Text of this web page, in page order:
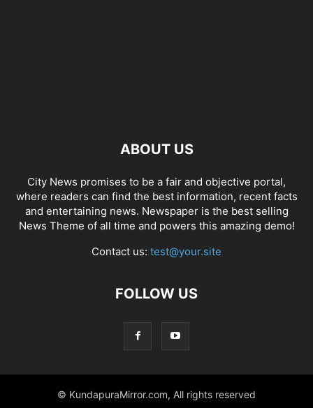
ABOUT US
City News promises to be a fair and objective portal,
where readers can find the best information, recent facts
and entertaining news. Newspaper is the best selling
News Theme of all time and powers this amazing demo!
Contact us: test@your.site
FOLLOW US
© KundapuraMirror.com, All rights reserved